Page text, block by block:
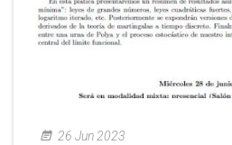
26 Jun 2023